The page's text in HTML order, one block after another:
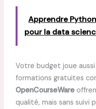
Apprendre
pour la data
Votre budget joue
formations gratuites
OpenCourseWare
qualité, mais sans suivi